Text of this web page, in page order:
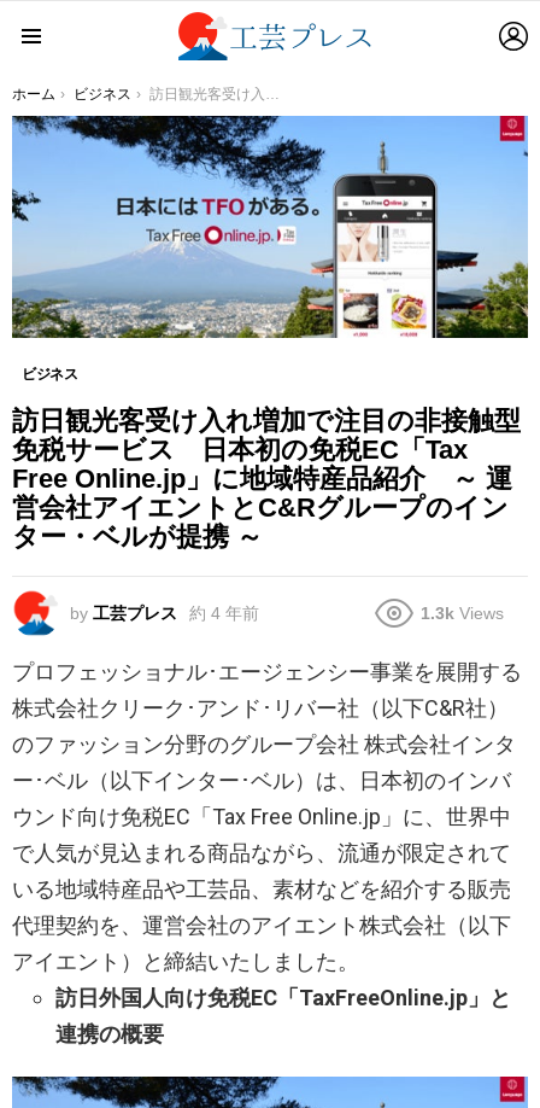
You are here:
ホーム ビジネス 訪日観光客受け入れ増加で注目の非接触型免税サービス 日本初の免税EC「Tax Free Online.jp」に地域特産品紹介 ～ 運営会社アイエントとC&Rグループのインター・ベルが提携 ～
ビジネス
訪日観光客受け入れ増加で注目の非接触型
免税サービス 日本初の免税EC「Tax
Free Online.jp」に地域特産品紹介 ～ 運
営会社アイエントとC&Rグループのイン
ター・ベルが提携 ～
by 工芸プレス 約 4 年前 1.3k Views
プロフェッショナル･エージェンシー事業を展開する
株式会社クリーク･アンド･リバー社（以下C&R社）
のファッション分野のグループ会社 株式会社インタ
ー･ベル（以下インター･ベル）は、日本初のインバ
ウンド向け免税EC「Tax Free Online.jp」に、世界中
で人気が見込まれる商品ながら、流通が限定されて
いる地域特産品や工芸品、素材などを紹介する販売
代理契約を、運営会社のアイエント株式会社（以下
アイエント）と締結いたしました。
訪日外国人向け免税EC「TaxFreeOnline.jp」と
連携の概要